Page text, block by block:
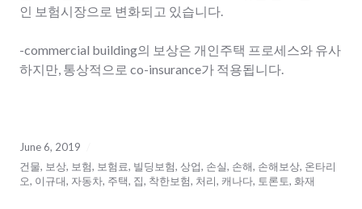
인 보험시장으로 변화되고 있습니다.
-commercial building의 보상은 개인주택 프로세스와 유사
하지만, 통상적으로 co-insurance가 적용됩니다.
June 6, 2019
건물, 보상, 보험, 보험료, 빌딩보험, 상업, 손실, 손해, 손해보상, 온타리
오, 이규대, 자동차, 주택, 집, 착한보험, 처리, 캐나다, 토론토, 화재